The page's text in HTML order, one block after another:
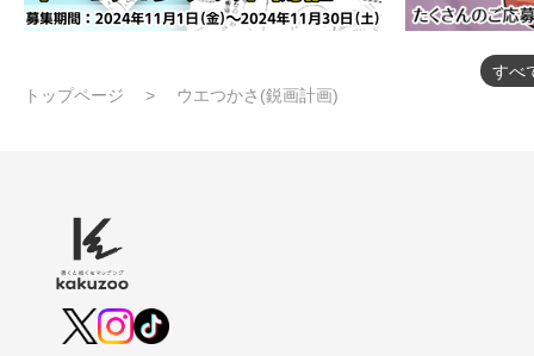
すべ
トップページ
ウエつかさ(鋭画計画)